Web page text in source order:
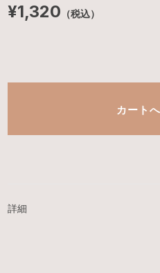
¥1,320 （税込）
詳細